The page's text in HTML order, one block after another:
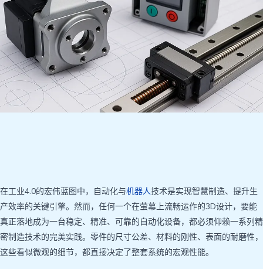
在工业4.0的宏伟蓝图中，自动化与机器人技术是实现智慧制造、提升生
产效率的关键引擎。然而，任何一个在萤幕上流畅运作的3D设计，要能
真正落地成为一台稳定、精准、可靠的自动化设备，都必须仰赖一系列精
密制造技术的完美实践。零件的尺寸公差、材料的刚性、表面的耐磨性，
这些看似微观的细节，都直接决定了整套系统的宏观性能。